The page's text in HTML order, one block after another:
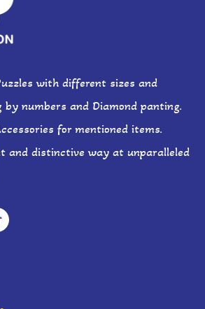
with different sizes and
numbers and Diamond panting.
for mentioned items.
and distinctive way at unparalleled